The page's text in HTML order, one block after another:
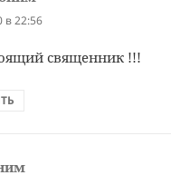
в 22:56
священник !!!